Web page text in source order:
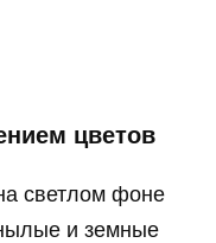
цветов
светлом фоне
и земные